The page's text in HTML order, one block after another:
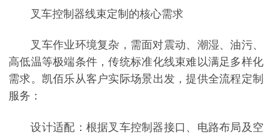
叉车控制器线束定制的核心需求
叉车作业环境复杂，需面对震动、潮湿、油污、
高低温等极端条件，传统标准化线束难以满足多样化
需求。凯佰乐从客户实际场景出发，提供全流程定制
服务：
设计适配：根据叉车控制器接口、电路布局及空